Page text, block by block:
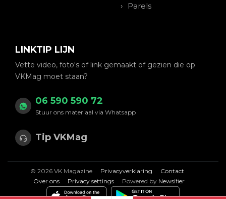
Parels
LINKTIP LIJN
Vette video, foto's of link gemaakt of gezien die op
VKMag moet staan?
06 590 590 72
Stuur ons materiaal via Whatsapp
Tip VKMag
© 2026 VK Magazine Privacyverklaring
Contact
Over ons
Privacy settings Powered by Newsifier